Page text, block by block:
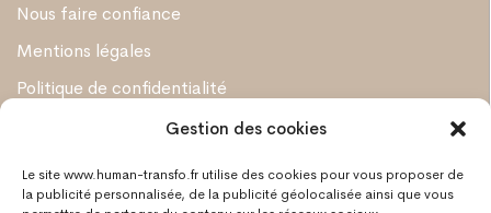
Gestion des cookies
Le site www.human-transfo.fr utilise des cookies pour vous proposer de
la publicité personnalisée, de la publicité géolocalisée ainsi que vous
Nous faire confiance
Mentions légales
Politique de confidentialité
Politique de cookies
Sandrine Caillé